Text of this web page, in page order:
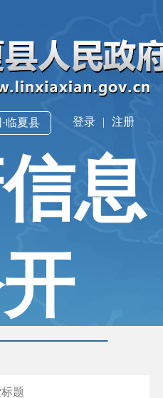
登录 | 注册
临夏县
息